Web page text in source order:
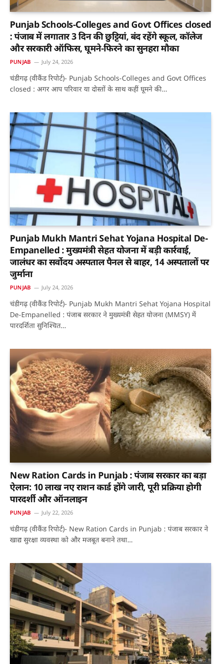
Punjab Schools-Colleges and Govt Offices closed
: पंजाब में लगातार 3 दिन की छुट्टियां, बंद रहेंगे स्कूल, कॉलेज
और सरकारी ऑफिस, घूमने-फिरने का सुनहरा मौका
PUNJAB July 24, 2026
चंडीगढ़ (वीकैंड रिपोर्ट)- Punjab Schools-Colleges and Govt Offices
closed : अगर आप परिवार या दोस्तों के साथ कहीं घूमने की…
Punjab Mukh Mantri Sehat Yojana Hospital De-
Empanelled : मुख्यमंत्री सेहत योजना में बड़ी कार्रवाई,
जालंधर का सर्वोदय अस्पताल पैनल से बाहर, 14 अस्पतालों पर
जुर्माना
PUNJAB July 24, 2026
चंडीगढ़ (वीकैंड रिपोर्ट)- Punjab Mukh Mantri Sehat Yojana Hospital
De-Empanelled : पंजाब सरकार ने मुख्यमंत्री सेहत योजना (MMSY) में
पारदर्शिता सुनिश्चित…
New Ration Cards in Punjab : पंजाब सरकार का बड़ा
ऐलान: 10 लाख नए राशन कार्ड होंगे जारी, पूरी प्रक्रिया होगी
पारदर्शी और ऑनलाइन
PUNJAB July 22, 2026
चंडीगढ़ (वीकैंड रिपोर्ट)- New Ration Cards in Punjab : पंजाब सरकार ने
खाद्य सुरक्षा व्यवस्था को और मजबूत बनाने तथा…